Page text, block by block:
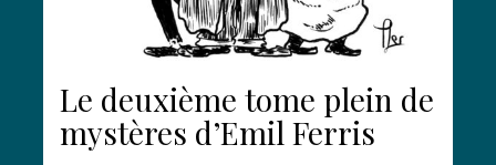
Le deuxième tome plein de
mystères d’Emil Ferris